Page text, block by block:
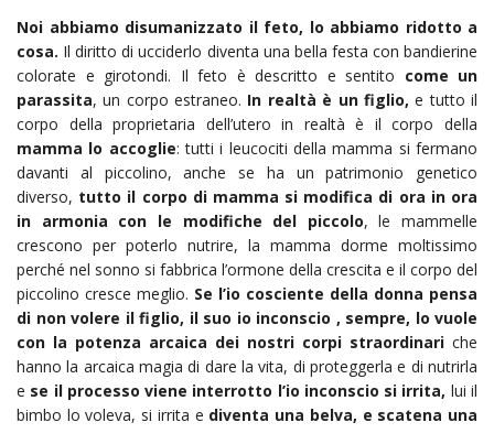
Noi abbiamo disumanizzato il feto, lo abbiamo ridotto a
cosa. Il diritto di ucciderlo diventa una bella festa con bandierine
colorate e girotondi. Il feto è descritto e sentito come un
parassita, un corpo estraneo. In realtà è un figlio, e tutto il
corpo della proprietaria dell’utero in realtà è il corpo della
mamma lo accoglie: tutti i leucociti della mamma si fermano
davanti al piccolino, anche se ha un patrimonio genetico
diverso, tutto il corpo di mamma si modifica di ora in ora
in armonia con le modifiche del piccolo, le mammelle
crescono per poterlo nutrire, la mamma dorme moltissimo
perché nel sonno si fabbrica l’ormone della crescita e il corpo del
piccolino cresce meglio. Se l’io cosciente della donna pensa
di non volere il figlio, il suo io inconscio , sempre, lo vuole
con la potenza arcaica dei nostri corpi straordinari che
hanno la arcaica magia di dare la vita, di proteggerla e di nutrirla
e se il processo viene interrotto l’io inconscio si irrita, lui il
bimbo lo voleva, si irrita e diventa una belva, e scatena una